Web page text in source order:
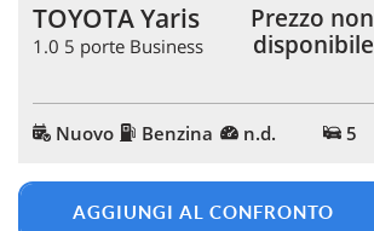
TOYOTA Yaris
1.0 5 porte Business
Prezzo non
disponibile
Nuovo Benzina n.d. 5
AGGIUNGI AL CONFRONTO